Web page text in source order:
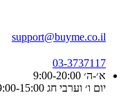
support@buyme.co.il
03-3737117
א׳-ה׳ 9:00-20:00
יום ו׳ וערבי חג 9:00-15:00